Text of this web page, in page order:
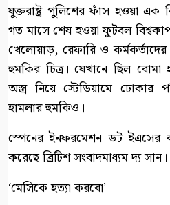
যুক্তরাষ্ট্র পুলিশের ফাঁস হওয়া এক
গত মাসে শেষ হওয়া ফুটবল
খেলোয়াড়, রেফারি ও
হুমকির চিত্র। যেখানে ছিল
অস্ত্র নিয়ে স্টেডিয়ামে ঢোকার
হামলার হুমকিও।
স্পেনের ইনফরমেশন ডট ইএসের
করেছে ব্রিটিশ সংবাদমাধ্যম দ্য সান।
‘মেসিকে হত্যা করবো’